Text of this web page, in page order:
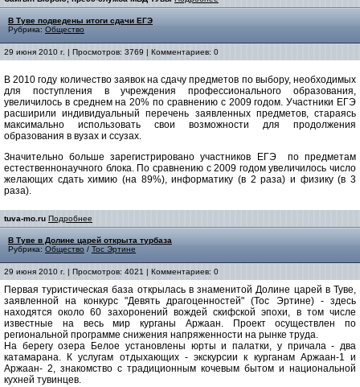
В Туве подведены итоги сдачи ЕГЭ
Рубрика: Общество
29 июня 2010 г. | Просмотров: 3769 | Комментариев: 0
В 2010 году количество заявок на сдачу предметов по выбору, необходимых
для поступления в учреждения профессионального образования,
увеличилось в среднем на 20% по сравнению с 2009 годом. Участники ЕГЭ
расширили индивидуальный перечень заявленных предметов, стараясь
максимально использовать свои возможности для продолжения
образования в вузах и ссузах.
Значительно больше зарегистрировано участников ЕГЭ по предметам
естественнонаучного блока. По сравнению с 2009 годом увеличилось число
желающих сдать химию (на 89%), информатику (в 2 раза) и физику (в 3
раза).
tuva-mo.ru Подробнее
В Туве в Долине царей открыта турбаза
Рубрика: Общество / Тос Эртине
29 июня 2010 г. | Просмотров: 4021 | Комментариев: 0
Первая туристическая база открылась в знаменитой Долине царей в Туве,
заявленной на конкурс "Девять драгоценностей" (Тос Эртине) - здесь
находятся около 60 захоронений вождей скифской эпохи, в том числе
известные на весь мир курганы Аржаан. Проект осуществлен по
региональной программе снижения напряженности на рынке труда.
На берегу озера Белое установлены юрты и палатки, у причала - два
катамарана. К услугам отдыхающих - экскурсии к курганам Аржаан-1 и
Аржаан- 2, знакомство с традиционным кочевым бытом и национальной
кухней тувинцев.